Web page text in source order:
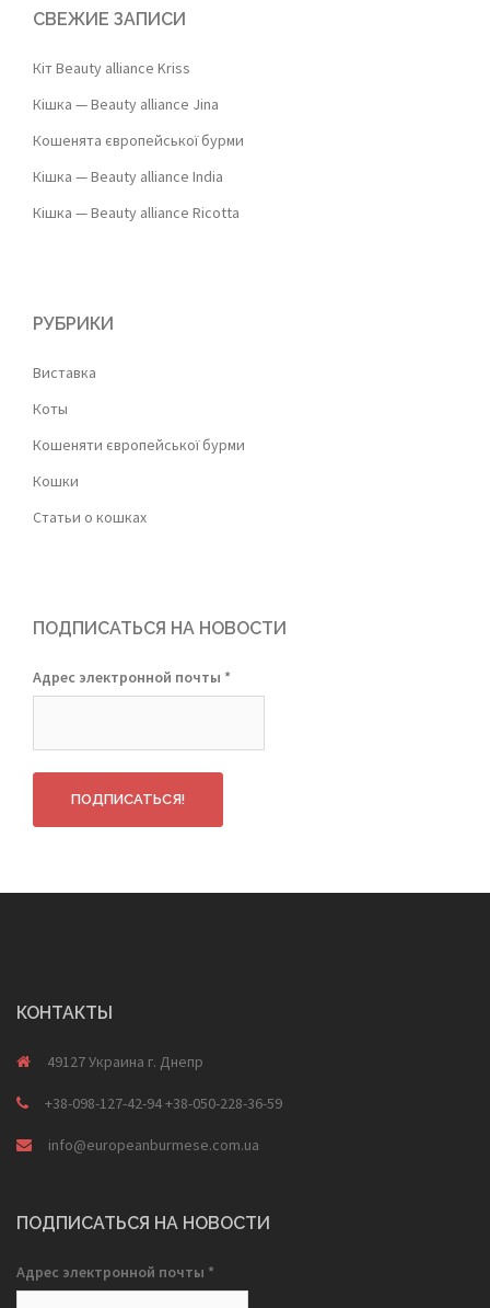
СВЕЖИЕ ЗАПИСИ
Кіт Beauty alliance Kriss
Кішка — Beauty alliance Jina
Кошенята європейської бурми
Кішка — Beauty alliance India
Кішка — Beauty alliance Ricotta
РУБРИКИ
Виставка
Коты
Кошеняти європейської бурми
Кошки
Статьи о кошках
ПОДПИСАТЬСЯ НА НОВОСТИ
Адрес электронной почты *
КОНТАКТЫ
49127 Украина г. Днепр
+38-098-127-42-94 +38-050-228-36-59
info@europeanburmese.com.ua
ПОДПИСАТЬСЯ НА НОВОСТИ
Адрес электронной почты *